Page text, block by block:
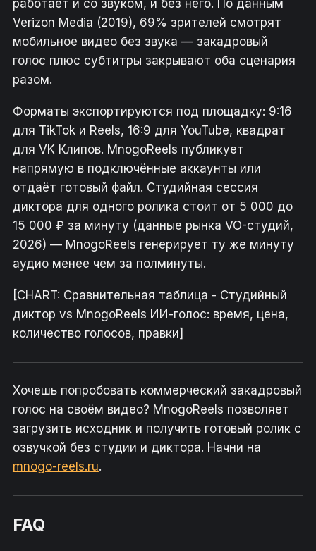
работает и со звуком, и без него. По данным
Verizon Media (2019), 69% зрителей смотрят
мобильное видео без звука — закадровый
голос плюс субтитры закрывают оба сценария
разом.
Форматы экспортируются под площадку: 9:16
для TikTok и Reels, 16:9 для YouTube, квадрат
для VK Клипов. MnogoReels публикует
напрямую в подключённые аккаунты или
отдаёт готовый файл. Студийная сессия
диктора для одного ролика стоит от 5 000 до
15 000 ₽ за минуту (данные рынка VO-студий,
2026) — MnogoReels генерирует ту же минуту
аудио менее чем за полминуты.
[CHART: Сравнительная таблица - Студийный
диктор vs MnogoReels ИИ-голос: время, цена,
количество голосов, правки]
Хочешь попробовать коммерческий закадровый
голос на своём видео? MnogoReels позволяет
загрузить исходник и получить готовый ролик с
озвучкой без студии и диктора. Начни на
mnogo-reels.ru.
FAQ